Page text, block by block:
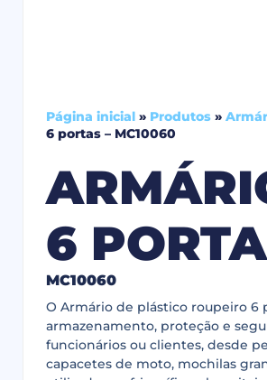
Página inicial » Produtos »
6 portas – MC10060
6
MC10060
O Armário de plástico roupeiro 6
armazenamento, proteção e
funcionários ou clientes, desde
capacetes de moto, mochilas